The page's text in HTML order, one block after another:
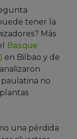
tener la
Más
Basque
en Bilbao y de
no
una pérdida